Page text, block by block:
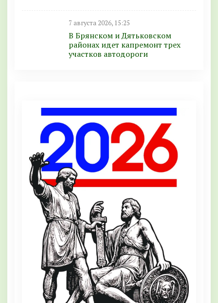
7 августа 2026, 15:25
В Брянском и Дятьковском
районах идет капремонт трех
участков автодороги